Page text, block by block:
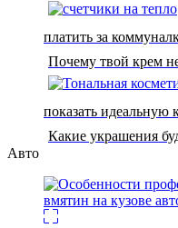
платить за
Почему твой крем
показать идеальную
Какие украшения
Авто